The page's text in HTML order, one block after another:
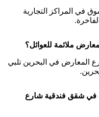
في المراكز التجارية
ملائمة للعوائل؟
المعارض في البحرين تلبي
في شقق فندقية شارع